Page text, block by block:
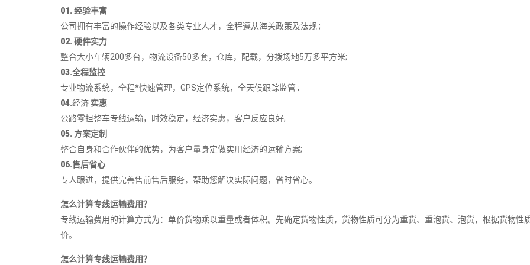
01. 经验丰富
公司拥有丰富的操作经验以及各类专业人才，全程遵从海关政策及法规 ;
02. 硬件实力
整合大小车辆200多台，物流设备50多套，仓库，配载，分拨场地5万多平方米;
03.全程监控
专业物流系统，全程*快速管理，GPS定位系统，全天候跟踪监管 ;
04.经济 实惠
公路零担整车专线运输，时效稳定，经济实惠，客户反应良好;
05. 方案定制
整合自身和合作伙伴的优势，为客户量身定做实用经济的运输方案;
06.售后省心
专人跟进，提供完善售前售后服务，帮助您解决实际问题，省时省心。
怎么计算专线运输费用？
专线运输费用的计算方式为：单价货物乘以重量或者体积。先确定货物性质，货物性质可分为重货、重泡货、泡货，根据货物性
价。
怎么计算专线运输费用？